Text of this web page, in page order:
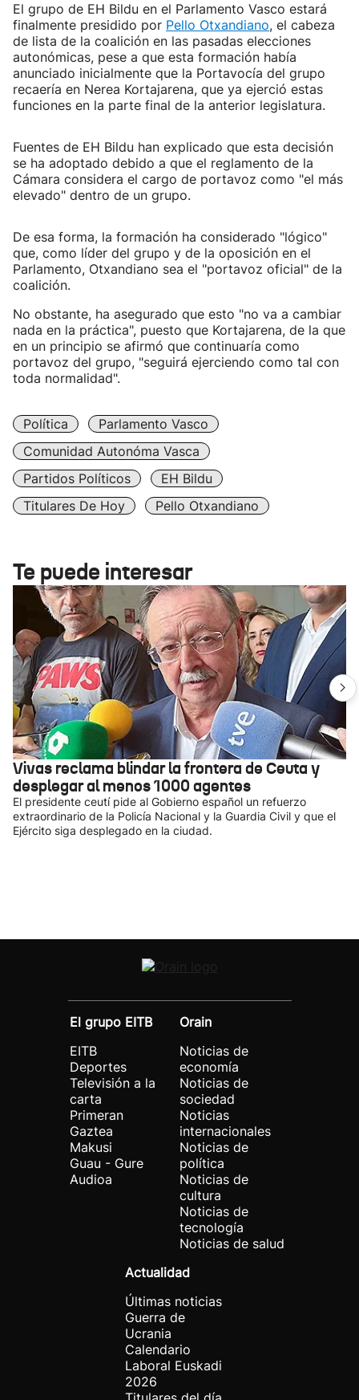
El grupo de EH Bildu en el Parlamento Vasco estará
finalmente presidido por Pello Otxandiano, el cabeza
de lista de la coalición en las pasadas elecciones
autonómicas, pese a que esta formación había
anunciado inicialmente que la Portavocía del grupo
recaería en Nerea Kortajarena, que ya ejerció estas
funciones en la parte final de la anterior legislatura.
Fuentes de EH Bildu han explicado que esta decisión
se ha adoptado debido a que el reglamento de la
Cámara considera el cargo de portavoz como "el más
elevado" dentro de un grupo.
De esa forma, la formación ha considerado "lógico"
que, como líder del grupo y de la oposición en el
Parlamento, Otxandiano sea el "portavoz oficial" de la
coalición.
No obstante, ha asegurado que esto "no va a cambiar
nada en la práctica", puesto que Kortajarena, de la que
en un principio se afirmó que continuaría como
portavoz del grupo, "seguirá ejerciendo como tal con
toda normalidad".
Política
Parlamento Vasco
Comunidad Autonóma Vasca
Partidos Políticos
EH Bildu
Titulares De Hoy
Pello Otxandiano
Te puede interesar
Vivas reclama blindar la frontera de Ceuta y
desplegar al menos 1000 agentes
El presidente ceutí pide al Gobierno español un refuerzo
extraordinario de la Policía Nacional y la Guardia Civil y que el
Ejército siga desplegado en la ciudad.
El grupo EITB
EITB
Deportes
Televisión a la
carta
Primeran
Gaztea
Makusi
Guau - Gure
Audioa
Orain
Noticias de
economía
Noticias de
sociedad
Noticias
internacionales
Noticias de
política
Noticias de
cultura
Noticias de
tecnología
Noticias de salud
Actualidad
Últimas noticias
Guerra de
Ucrania
Calendario
Laboral Euskadi
2026